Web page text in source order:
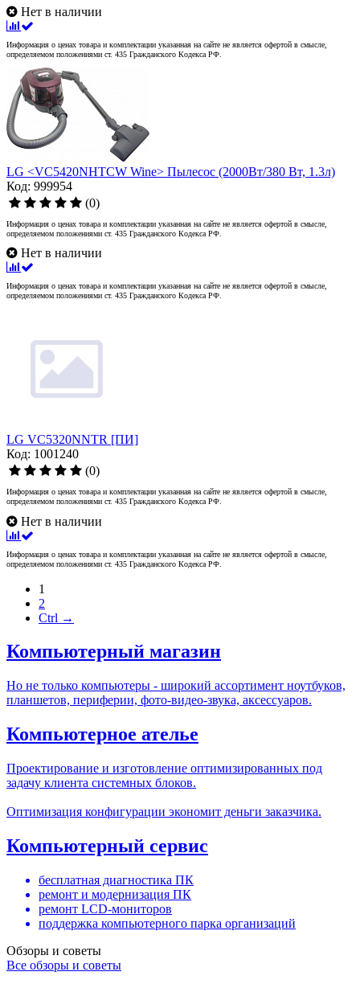
Нет в наличии
Информация о ценах товара и комплектации указанная на сайте не является офертой в смысле,
определяемом положениями ст. 435 Гражданского Кодекса РФ.
LG <VC5420NHTCW Wine> Пылесос (2000Вт/380 Вт, 1.3л)
Код: 999954
(0)
Информация о ценах товара и комплектации указанная на сайте не является офертой в смысле,
определяемом положениями ст. 435 Гражданского Кодекса РФ.
Нет в наличии
Информация о ценах товара и комплектации указанная на сайте не является офертой в смысле,
определяемом положениями ст. 435 Гражданского Кодекса РФ.
LG VC5320NNTR [ПИ]
Код: 1001240
(0)
Информация о ценах товара и комплектации указанная на сайте не является офертой в смысле,
определяемом положениями ст. 435 Гражданского Кодекса РФ.
Нет в наличии
Информация о ценах товара и комплектации указанная на сайте не является офертой в смысле,
определяемом положениями ст. 435 Гражданского Кодекса РФ.
1
2
Ctrl →
Компьютерный магазин
Но не только компьютеры - широкий ассортимент ноутбуков,
планшетов, периферии, фото-видео-звука, аксессуаров.
Компьютерное ателье
Проектирование и изготовление оптимизированных под
задачу клиента системных блоков.
Оптимизация конфигурации экономит деньги заказчика.
Компьютерный сервис
бесплатная диагностика ПК
ремонт и модернизация ПК
ремонт LCD-мониторов
поддержка компьютерного парка организаций
Обзоры и советы
Все обзоры и советы